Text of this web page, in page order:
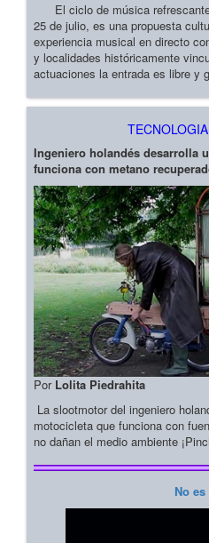
El ciclo de música
25 de julio, es una propuesta
experiencia musical en directo
y localidades históricamente
actuaciones la entrada es libre y
Ingeniero holandés desarrolla
funciona con metano
Por Lolita Piedrahita
La slootmotor del ingeniero
motocicleta que funciona con
no dañan el medio ambiente
No